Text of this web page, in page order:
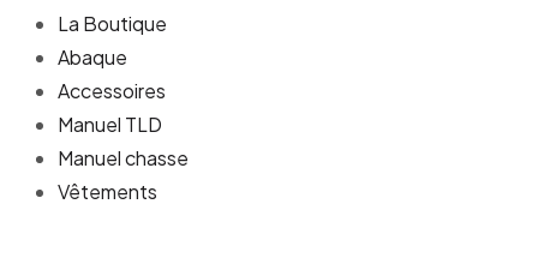
La Boutique
Abaque
Accessoires
Manuel TLD
Manuel chasse
Vêtements